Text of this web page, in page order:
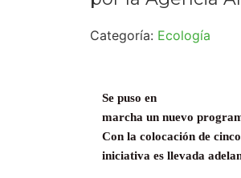
Categoría: Ecología
Se puso en
marcha un nuevo
Con la colocación de
iniciativa es llevada